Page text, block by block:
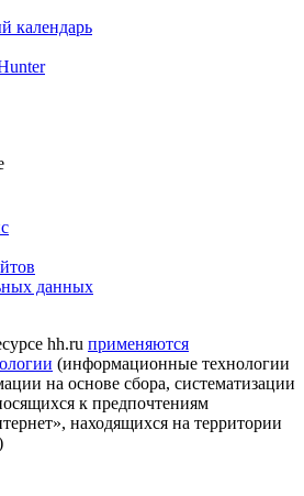
календарь
данных
hh.ru применяются
(информационные технологии
на основе сбора, систематизации
к предпочтениям
находящихся на территории